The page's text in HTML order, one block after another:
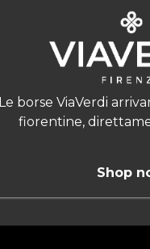
Le borse ViaVerdi
fiorentine,
Shop